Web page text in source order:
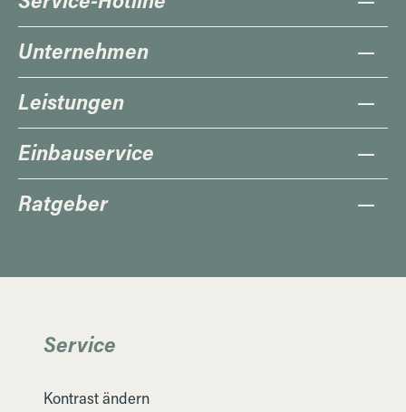
Unternehmen
Leistungen
Einbauservice
Ratgeber
Service
Kontrast ändern